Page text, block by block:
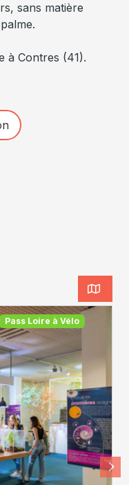
sans matière
à Contres (41).
Pass Loire à Vélo